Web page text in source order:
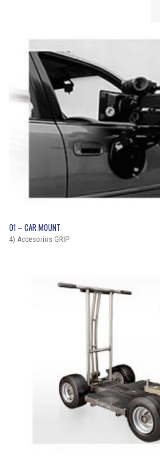
01 – CAR MOUNT
4) Accesorios GRIP